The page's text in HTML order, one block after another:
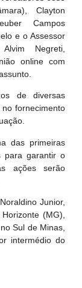
Clayton
Campos
e o Assessor
Negreti,
online com
de diversas
fornecimento
das primeiras
para garantir o
ações serão
Junior,
(MG),
Sul de Minas,
intermédio do